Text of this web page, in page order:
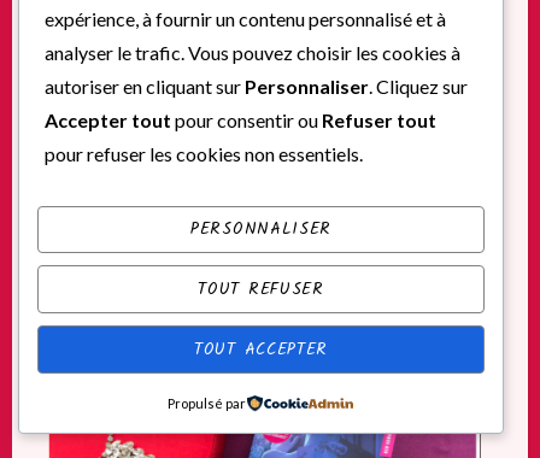
PUBLIÉ
DANS
NON CLASSÉ
Royal Saga : Commande-moi de
Geneva Lee
expérience, à fournir un contenu personnalisé et à
analyser le trafic. Vous pouvez choisir les cookies à
autoriser en cliquant sur Personnaliser . Cliquez sur
Accepter tout pour consentir ou Refuser tout
pour refuser les cookies non essentiels.
PERSONNALISER
TOUT REFUSER
TOUT ACCEPTER
Propulsé par